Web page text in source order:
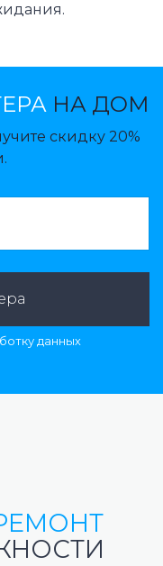
НА ДОМ
скидку 20%
данных